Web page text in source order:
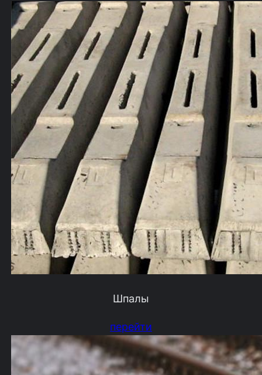
Шпалы
перейти